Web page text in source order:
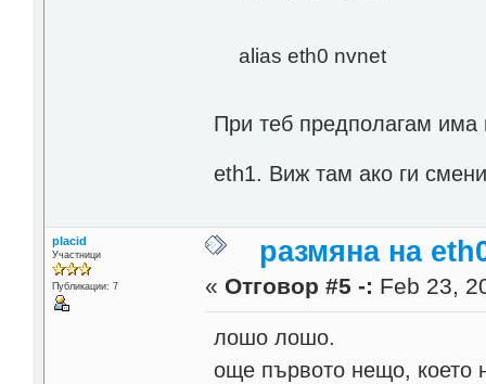
alias eth0 nvnet
При теб предполагам
eth1. Виж там ако ги
placid
Участници
Публикации: 7
размяна на
« Отговор #5 -: Feb 23,
лошо лошо.
още първото нещо, което